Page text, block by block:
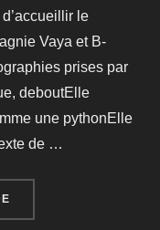
le
Vaya et B-
prises par
deboutElle
une pythonElle
de …